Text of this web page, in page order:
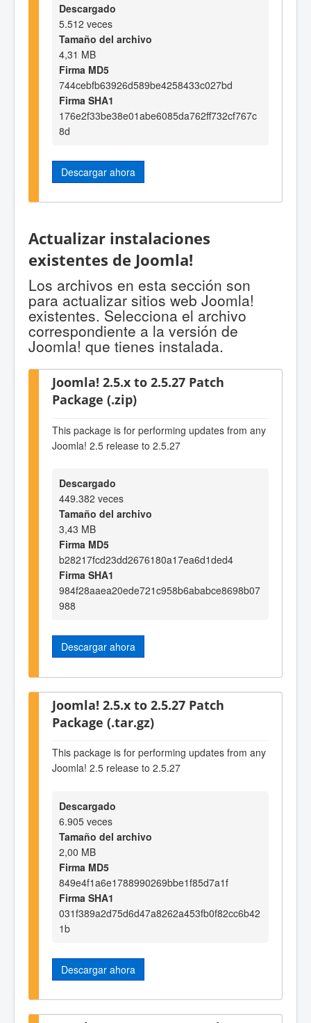
Descargado
5.512 veces
Tamaño del archivo
4,31 MB
Firma MD5
744cebfb63926d589be4258433c027bd
Firma SHA1
176e2f33be38e01abe6085da762ff732cf767c
8d
Descargar ahora
Actualizar instalaciones
existentes de Joomla!
Los archivos en esta sección son
para actualizar sitios web Joomla!
existentes. Selecciona el archivo
correspondiente a la versión de
Joomla! que tienes instalada.
Joomla! 2.5.x to 2.5.27 Patch
Package (.zip)
This package is for performing updates from any
Joomla! 2.5 release to 2.5.27
Descargado
449.382 veces
Tamaño del archivo
3,43 MB
Firma MD5
b28217fcd23dd2676180a17ea6d1ded4
Firma SHA1
984f28aaea20ede721c958b6ababce8698b07
988
Descargar ahora
Joomla! 2.5.x to 2.5.27 Patch
Package (.tar.gz)
This package is for performing updates from any
Joomla! 2.5 release to 2.5.27
Descargado
6.905 veces
Tamaño del archivo
2,00 MB
Firma MD5
849e4f1a6e1788990269bbe1f85d7a1f
Firma SHA1
031f389a2d75d6d47a8262a453fb0f82cc6b42
1b
Descargar ahora